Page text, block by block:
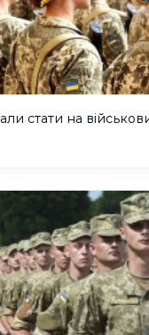
стати на